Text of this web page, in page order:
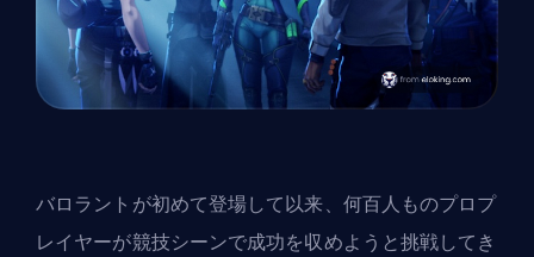
バロラントが初めて登場して以来、何百人ものプロプ
レイヤーが競技シーンで成功を収めようと挑戦してき